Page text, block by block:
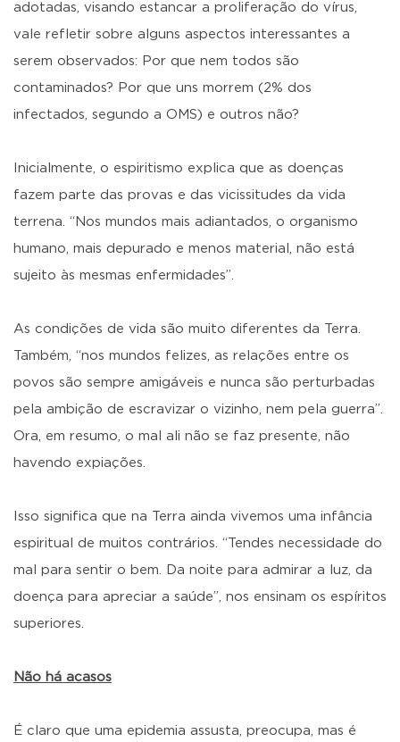
adotadas, visando estancar a proliferação do vírus,
vale refletir sobre alguns aspectos interessantes a
serem observados: Por que nem todos são
contaminados? Por que uns morrem (2% dos
infectados, segundo a OMS) e outros não?
Inicialmente, o espiritismo explica que as doenças
fazem parte das provas e das vicissitudes da vida
terrena. “Nos mundos mais adiantados, o organismo
humano, mais depurado e menos material, não está
sujeito às mesmas enfermidades”.
As condições de vida são muito diferentes da Terra.
Também, “nos mundos felizes, as relações entre os
povos são sempre amigáveis e nunca são perturbadas
pela ambição de escravizar o vizinho, nem pela guerra”.
Ora, em resumo, o mal ali não se faz presente, não
havendo expiações.
Isso significa que na Terra ainda vivemos uma infância
espiritual de muitos contrários. “Tendes necessidade do
mal para sentir o bem. Da noite para admirar a luz, da
doença para apreciar a saúde”, nos ensinam os espíritos
superiores.
Não há acasos
É claro que uma epidemia assusta, preocupa, mas é